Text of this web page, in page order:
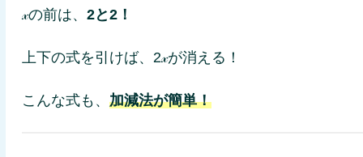
𝓍の前は、 2と2！
上下の式を引けば、2𝓍が消える！
こんな式も、 加減法が簡単！